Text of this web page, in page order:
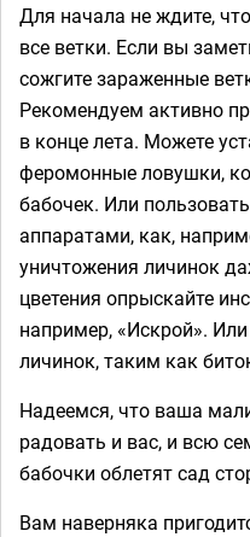
Для начала не ждите,
все ветки. Если вы
сожгите зараженные
Рекомендуем активно
в конце лета. Можете
феромонные ловушки,
бабочек. Или
аппаратами, как,
уничтожения личинок
цветения опрыскайте
например, «Искрой».
личинок, таким как
Надеемся, что ваша
радовать и вас, и всю
бабочки облетят сад
Вам наверняка